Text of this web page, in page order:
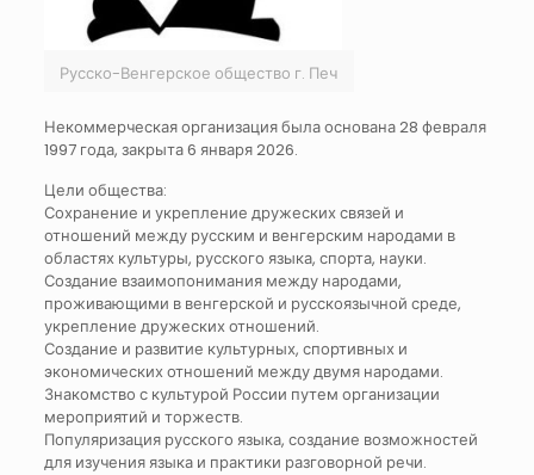
Русско-Венгерское общество г. Печ
Некоммерческая организация была основана 28 февраля
1997 года, закрыта 6 января 2026.
Цели общества:
Сохранение и укрепление дружеских связей и
отношений между русским и венгерским народами в
областях культуры, русского языка, спорта, науки.
Создание взаимопонимания между народами,
проживающими в венгерской и русскоязычной среде,
укрепление дружеских отношений.
Создание и развитие культурных, спортивных и
экономических отношений между двумя народами.
Знакомство с культурой России путем организации
мероприятий и торжеств.
Популяризация русского языка, создание возможностей
для изучения языка и практики разговорной речи.